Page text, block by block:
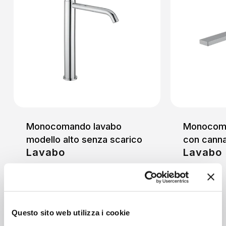
Questo sito web utilizza i cookie
Monocomando lavabo
modello alto senza scarico
Lavabo
con
Lavabo